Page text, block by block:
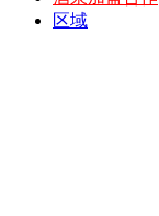
区域